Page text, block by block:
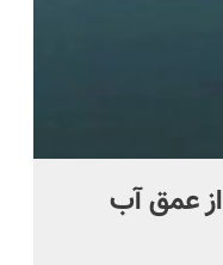
عمق آب